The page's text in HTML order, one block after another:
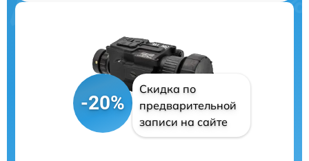
-20%
Скидка по
предварительной
записи на сайте